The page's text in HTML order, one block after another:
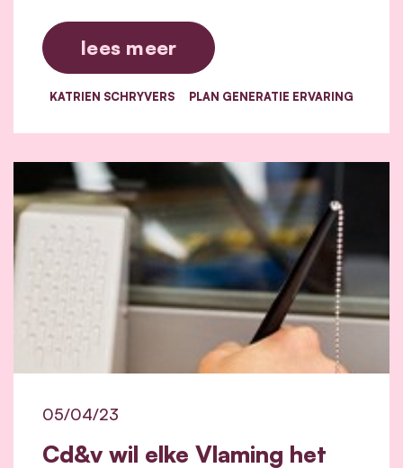
lees meer
KATRIEN SCHRYVERS PLAN GENERATIE ERVARING
Cd&v wil elke Vlaming het
05/04/23